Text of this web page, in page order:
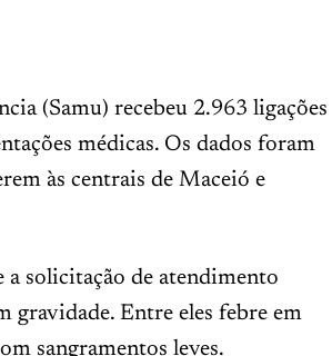
(Samu) recebeu 2.963 ligações
médicas. Os dados foram
às centrais de Maceió e
a solicitação de atendimento
gravidade. Entre eles febre em
sangramentos leves.